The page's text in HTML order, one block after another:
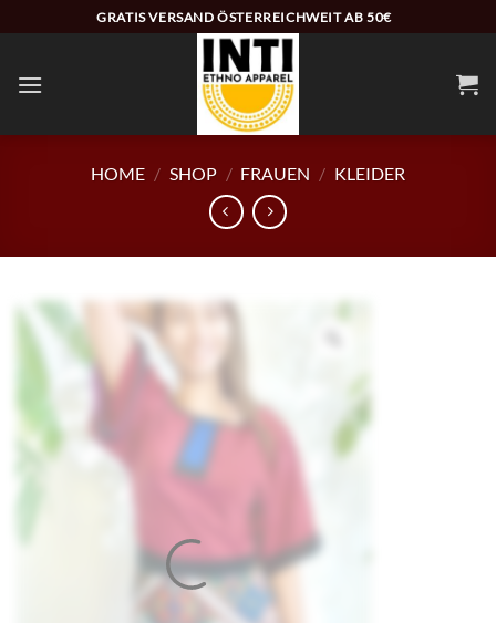
Inhalt
GRATIS VERSAND ÖSTERREICHWEIT AB 50€
HOME / SHOP / FRAUEN / KLEIDER